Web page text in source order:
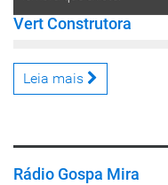
Vert Construtora
Leia mais
Rádio Gospa Mira